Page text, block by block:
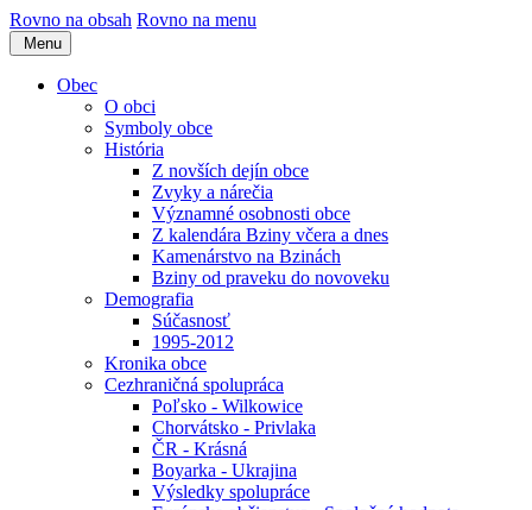
Rovno na obsah Rovno na menu
Menu
Obec
O obci
Symboly obce
História
Z novších dejín obce
Zvyky a nárečia
Významné osobnosti obce
Z kalendára Bziny včera a dnes
Kamenárstvo na Bzinách
Bziny od praveku do novoveku
Demografia
Súčasnosť
1995-2012
Kronika obce
Cezhraničná spolupráca
Poľsko - Wilkowice
Chorvátsko - Privlaka
ČR - Krásná
Boyarka - Ukrajina
Výsledky spolupráce